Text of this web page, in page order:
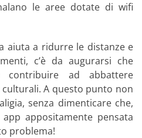
le aree dotate di wifi
aiuta a ridurre le distanze e
c’è da augurarsi che
contribuire ad abbattere
A questo punto non
senza dimenticare che,
appositamente pensata
problema!